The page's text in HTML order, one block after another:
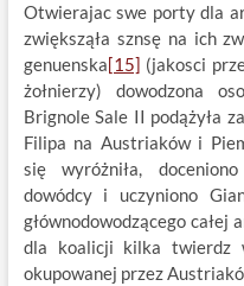
Otwierajac swe porty dla
zwiększąła sznsę na ich
genuenska[15] (jakosci
żołnierzy) dowodzona
Brignole Sale II podążyła
Filipa na Austriaków i
się wyróżniła,
dowódcy i uczyniono
głównodowodzącego
dla koalicji kilka twierdz
okupowanej przez